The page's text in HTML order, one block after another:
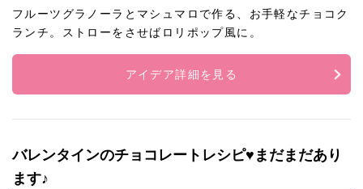
フルーツグラノーラとマシュマロで作る、お手軽なチョコク
ランチ。ストローをさせばロリポップ風に。
アイデア詳細を見る
バレンタインのチョコレートレシピ♥まだまだあり
ます♪